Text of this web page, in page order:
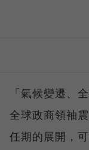
「氣候變遷、
全球政商領袖
任期的展開，